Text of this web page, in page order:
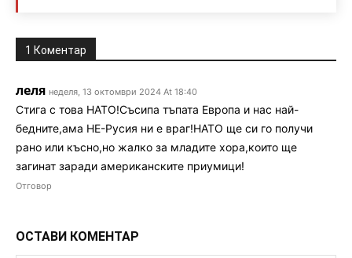
1 Коментар
леля неделя, 13 октомври 2024 At 18:40
Стига с това НАТО!Съсипа тъпата Европа и нас най-
бедните,ама НЕ-Русия ни е враг!НАТО ще си го получи
рано или късно,но жалко за младите хора,които ще
загинат заради американските приумици!
Отговор
ОСТАВИ КОМЕНТАР